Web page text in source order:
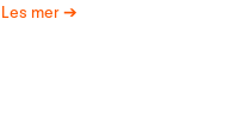
Les mer